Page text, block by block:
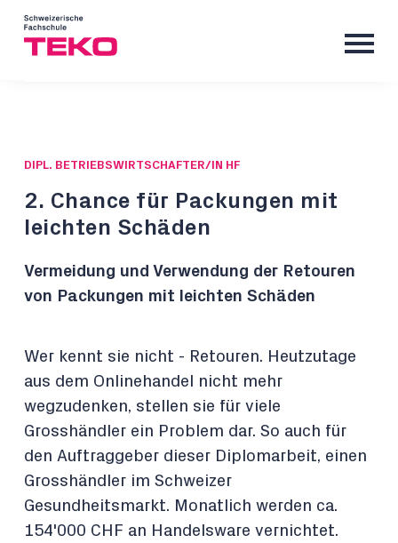
DIPL. BETRIEBSWIRTSCHAFTER/IN HF
2. Chance für Packungen mit
leichten Schäden
Vermeidung und Verwendung der Retouren
von Packungen mit leichten Schäden
Wer kennt sie nicht - Retouren. Heutzutage
aus dem Onlinehandel nicht mehr
wegzudenken, stellen sie für viele
Grosshändler ein Problem dar. So auch für
den Auftraggeber dieser Diplomarbeit, einen
Grosshändler im Schweizer
Gesundheitsmarkt. Monatlich werden ca.
154'000 CHF an Handelsware vernichtet.